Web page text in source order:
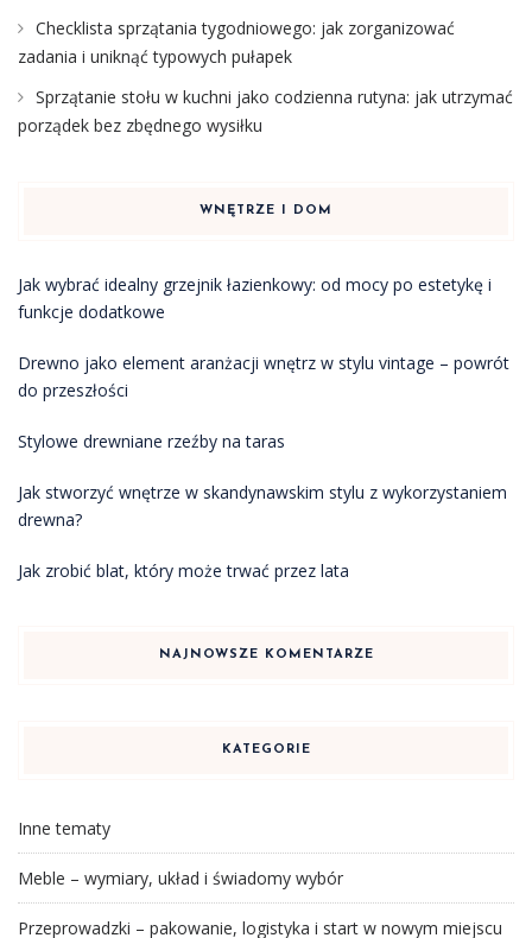
Checklista sprzątania tygodniowego: jak zorganizować
zadania i uniknąć typowych pułapek
Sprzątanie stołu w kuchni jako codzienna rutyna: jak utrzymać
porządek bez zbędnego wysiłku
WNĘTRZE I DOM
Jak wybrać idealny grzejnik łazienkowy: od mocy po estetykę i
funkcje dodatkowe
Drewno jako element aranżacji wnętrz w stylu vintage – powrót
do przeszłości
Stylowe drewniane rzeźby na taras
Jak stworzyć wnętrze w skandynawskim stylu z wykorzystaniem
drewna?
Jak zrobić blat, który może trwać przez lata
NAJNOWSZE KOMENTARZE
KATEGORIE
Inne tematy
Meble – wymiary, układ i świadomy wybór
Przeprowadzki – pakowanie, logistyka i start w nowym miejscu